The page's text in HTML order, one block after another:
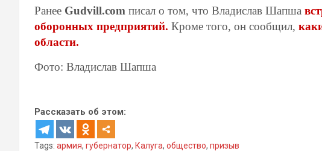
Ранее Gudvill.com писал о том, что Владислав Шапша
оборонных предприятий. Кроме того, он сообщил,
области.
Фото: Владислав Шапша
Рассказать об этом:
Tags: армия, губернатор, Калуга, общество, призыв